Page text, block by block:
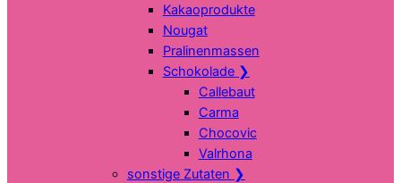
Kakaoprodukte
Nougat
Pralinenmassen
Schokolade ❯
Callebaut
Carma
Chocovic
Valrhona
sonstige Zutaten ❯